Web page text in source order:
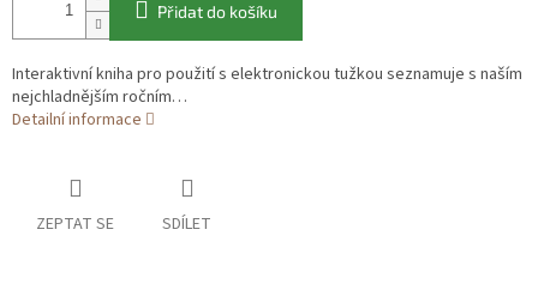
Přidat do košíku
Interaktivní kniha pro použití s elektronickou tužkou seznamuje s naším
nejchladnějším ročním…
Detailní informace
ZEPTAT SE SDÍLET